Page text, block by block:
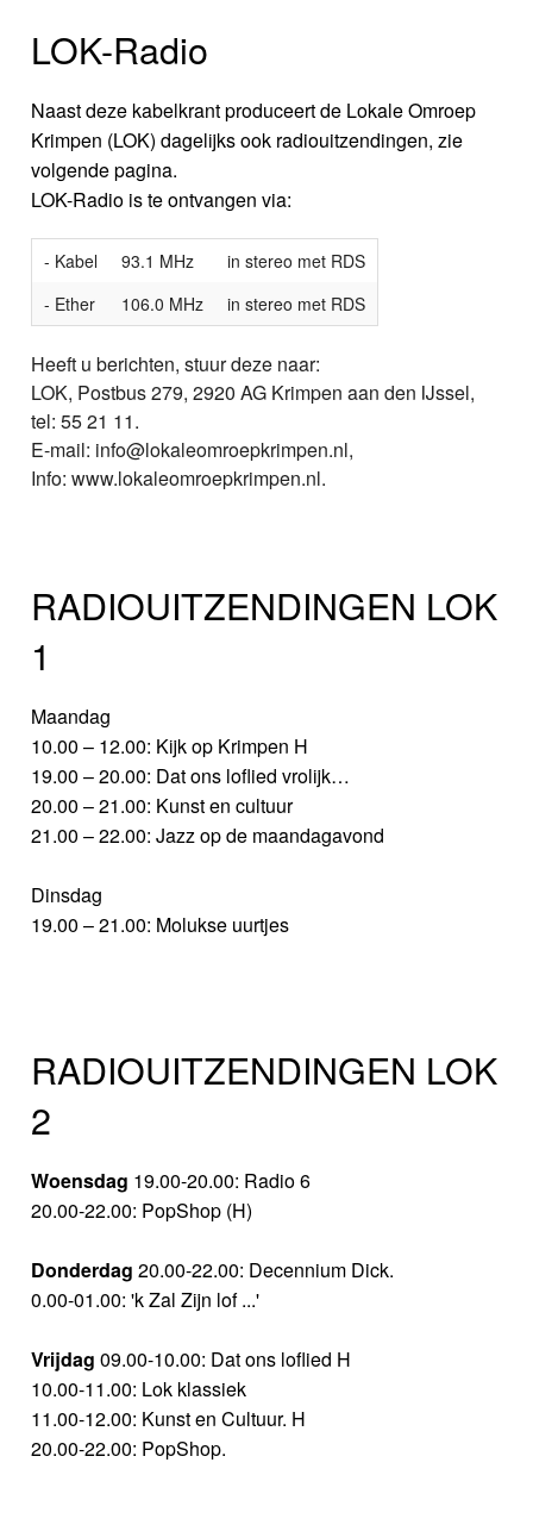
LOK-Radio
Naast deze kabelkrant produceert de Lokale Omroep
Krimpen (LOK) dagelijks ook radiouitzendingen, zie
volgende pagina.
LOK-Radio is te ontvangen via:
- Kabel 93.1 MHz
in stereo met RDS
- Ether
106.0 MHz in stereo met RDS
Heeft u berichten, stuur deze naar:
LOK, Postbus 279, 2920 AG Krimpen aan den IJssel,
tel: 55 21 11.
E-mail: info@lokaleomroepkrimpen.nl,
Info: www.lokaleomroepkrimpen.nl.
RADIOUITZENDINGEN LOK
1
Maandag
10.00 – 12.00: Kijk op Krimpen H
19.00 – 20.00: Dat ons loflied vrolijk…
20.00 – 21.00: Kunst en cultuur
21.00 – 22.00: Jazz op de maandagavond
Dinsdag
19.00 – 21.00: Molukse uurtjes
RADIOUITZENDINGEN LOK
2
Woensdag 19.00-20.00: Radio 6
20.00-22.00: PopShop (H)
Donderdag 20.00-22.00: Decennium Dick.
0.00-01.00: 'k Zal Zijn lof ...'
Vrijdag 09.00-10.00: Dat ons loflied H
10.00-11.00: Lok klassiek
11.00-12.00: Kunst en Cultuur. H
20.00-22.00: PopShop.